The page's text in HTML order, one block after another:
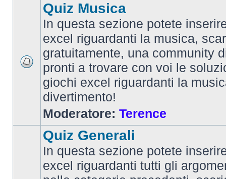
Quiz Musica
In questa sezione potete
excel riguardanti la musica,
gratuitamente, una community
pronti a trovare con voi le
giochi excel riguardanti la
divertimento!
Moderatore: Terence
Quiz Generali
In questa sezione potete
excel riguardanti tutti gli